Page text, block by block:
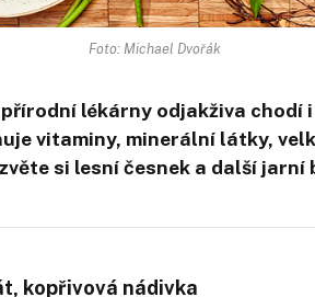
Foto: Michael Dvořák
lékárny odjakživa chodí i
vitaminy, minerální látky,
si lesní česnek a další
kopřivová nádivka